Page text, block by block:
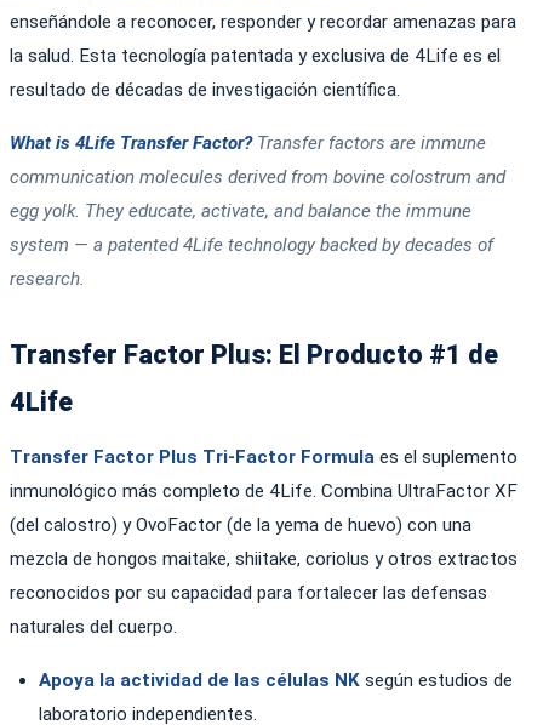
enseñándole a reconocer, responder y recordar amenazas para
la salud. Esta tecnología patentada y exclusiva de 4Life es el
resultado de décadas de investigación científica.
What is 4Life Transfer Factor?Transfer factors are immune
communication molecules derived from bovine colostrum and
egg yolk. They educate, activate, and balance the immune
system — a patented 4Life technology backed by decades of
research.
Transfer Factor Plus: El Producto #1 de
4Life
Transfer Factor Plus Tri-Factor Formula es el suplemento
inmunológico más completo de 4Life. Combina UltraFactor XF
(del calostro) y OvoFactor (de la yema de huevo) con una
mezcla de hongos maitake, shiitake, coriolus y otros extractos
reconocidos por su capacidad para fortalecer las defensas
naturales del cuerpo.
Apoya la actividad de las células NK según estudios de
laboratorio independientes.